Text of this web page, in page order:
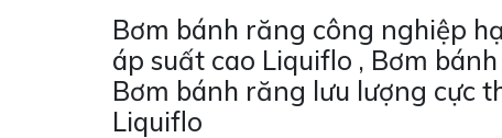
Bơm bánh răng công nghiệp
áp suất cao Liquiflo , Bơm
Bơm bánh răng lưu lượng cực
Liquiflo